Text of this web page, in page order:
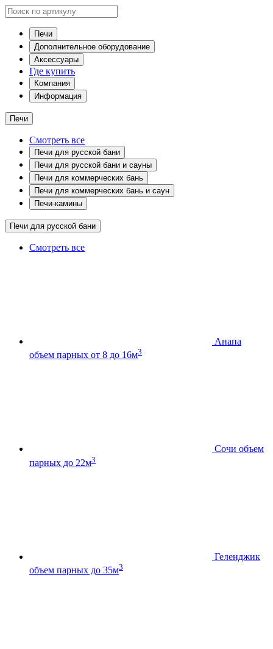
Печи
Дополнительное оборудование
Аксессуары
Где купить
Компания
Информация
Печи
Смотреть все
Печи для русской бани
Печи для русской бани и сауны
Печи для коммерческих бань
Печи для коммерческих бань и саун
Печи-камины
Печи для русской бани
Смотреть все
Анапа
объем парных от 8 до 16м3
Сочи объем
парных до 22м3
Геленджик
объем парных до 35м3